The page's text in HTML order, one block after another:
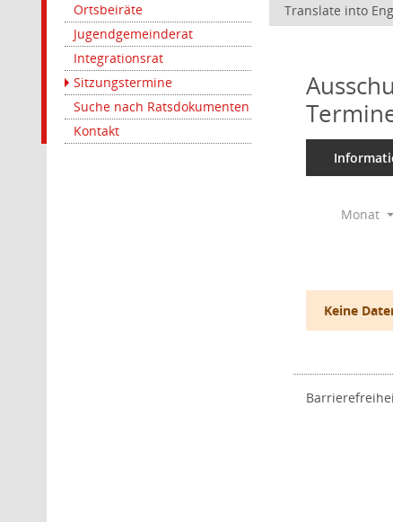
Ortsbeiräte
Jugendgemeinderat
Integrationsrat
Sitzungstermine
Suche nach Ratsdokumenten
Kontakt
Translate into
Monat
Keine